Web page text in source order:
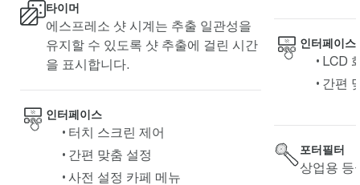
타이머
에스프레소 샷 시계는 추출 일관성을
유지할 수 있도록 샷 추출에 걸린 시간
을 표시합니다.
인터페이스
터치 스크린 제어
간편 맞춤 설정
사전 설정 카페 메뉴
인터페이스
LCD
간편
포터필터
상업용 등